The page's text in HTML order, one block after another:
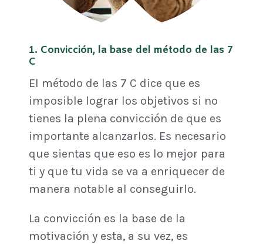
1. Convicción, la base del método de las 7
C
El método de las 7 C dice que es
imposible lograr los objetivos si no
tienes la plena convicción de que es
importante alcanzarlos. Es necesario
que sientas que eso es lo mejor para
ti y que tu vida se va a enriquecer de
manera notable al conseguirlo.
La convicción es la base de la
motivación y esta, a su vez, es